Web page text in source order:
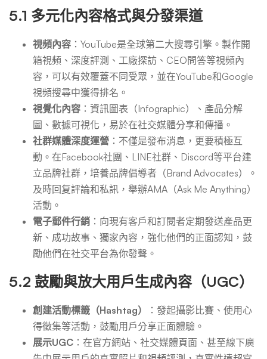
5.1 多元化內容格式與分發渠道
視頻內容 ：YouTube是全球第二大搜尋引擎。製作開
箱視頻、深度評測、工廠探訪、CEO問答等視頻內
容，可以有效覆蓋不同受眾，並在YouTube和Google
視頻搜尋中獲得排名。
視覺化內容 ：資訊圖表（Infographic）、產品分解
圖、數據可視化，易於在社交媒體分享和傳播。
社群媒體深度運營 ：不僅是發布消息，更要積極互
動。在Facebook社團、LINE社群、Discord等平台建
立品牌社群，培養品牌倡導者（Brand Advocates）。
及時回复評論和私訊，舉辦AMA（Ask Me Anything）
活動。
電子郵件行銷 ：向現有客戶和訂閱者定期發送產品更
新、成功故事、獨家內容，強化他們的正面認知，鼓
勵他們在社交平台為你發聲。
5.2 鼓勵與放大用戶生成內容（UGC）
創建活動標籤（Hashtag）
：發起攝影比賽、使用心
得徵集等活動，鼓勵用戶分享正面體驗。
展示UGC ：在官方網站、社交媒體頁面、甚至線下廣